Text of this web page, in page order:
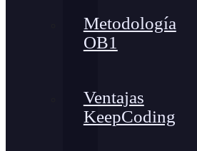
Metodología
OB1
Ventajas
KeepCoding